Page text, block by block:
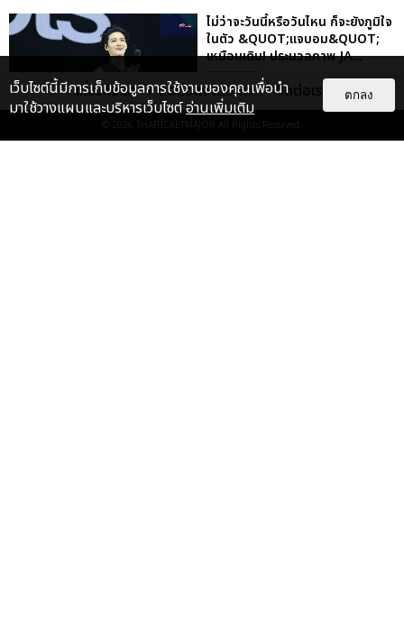
ไม่ว่าจะวันนี้หรือวันไหน ก็จะยังภูมิใจ
ในตัว &QUOT;แจบอม&QUOT;
เหมือนเดิม! ประมวลภาพ JA...
เกี่ยวกับเรา ติดต่อลงโฆษณา ติดต่อเรา
© 2026 THAITICKETMAJOR All Rights Reserved.
เว็บไซต์นี้มีการเก็บข้อมูลการใช้งานของคุณเพื่อนำ
มาใช้วางแผนและบริหารเว็บไซต์อ่านเพิ่มเติม
ตกลง